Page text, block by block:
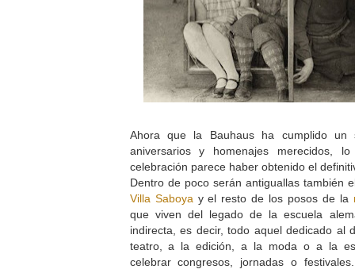
Ahora que la Bauhaus ha cumplido
aniversarios y homenajes merecidos,
celebración parece haber obtenido el
Dentro de poco serán antiguallas también
Villa Saboya y el resto de los posos de la
que viven del legado de la escuela
indirecta, es decir, todo aquel dedicado al
teatro, a la edición, a la moda o a la
celebrar congresos, jornadas o